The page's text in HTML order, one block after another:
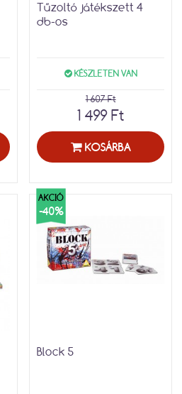
Tűzoltó játékszett 4
db-os
KÉSZLETEN VAN
1 607 Ft
1 499 Ft
KOSÁRBA
AKCIÓ
-40%
Block 5